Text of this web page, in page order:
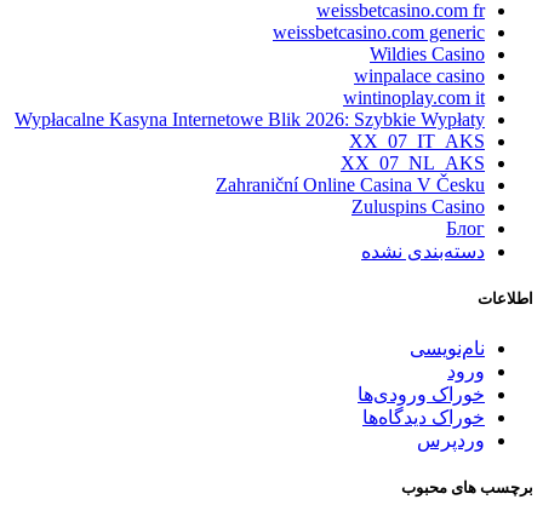
weissbetcasino.com fr
weissbetcasino.com generic
Wildies Casino
winpalace casino
wintinoplay.com it
Wypłacalne Kasyna Internetowe Blik 2026: Szybkie Wypłaty
XX_07_IT_AKS
XX_07_NL_AKS
Zahraniční Online Casina V Česku
Zuluspins Casino
Блог
دسته‌بندی نشده
اطلاعات
نام‌نویسی
ورود
خوراک ورودی‌ها
خوراک دیدگاه‌ها
وردپرس
برچسب های محبوب